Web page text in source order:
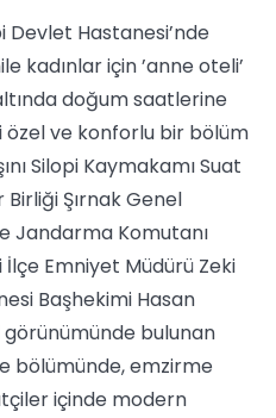
Devlet Hastanesi’nde
kadınlar için ’anne oteli’
doğum saatlerine
ve konforlu bir bölüm
Silopi Kaymakamı Suat
Şırnak Genel
Jandarma Komutanı
İlçe Emniyet Müdürü Zeki
Başhekimi Hasan
görünümünde bulunan
bölümünde, emzirme
içinde modern